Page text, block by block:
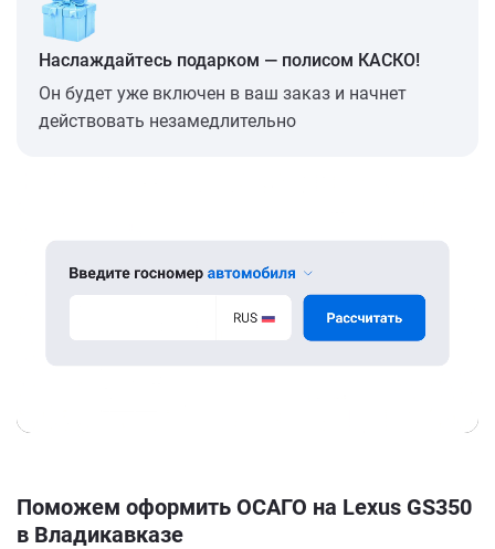
Наслаждайтесь подарком — полисом КАСКО!
Он будет уже включен в ваш заказ и начнет
действовать незамедлительно
Поможем оформить ОСАГО на Lexus GS350
в Владикавказе